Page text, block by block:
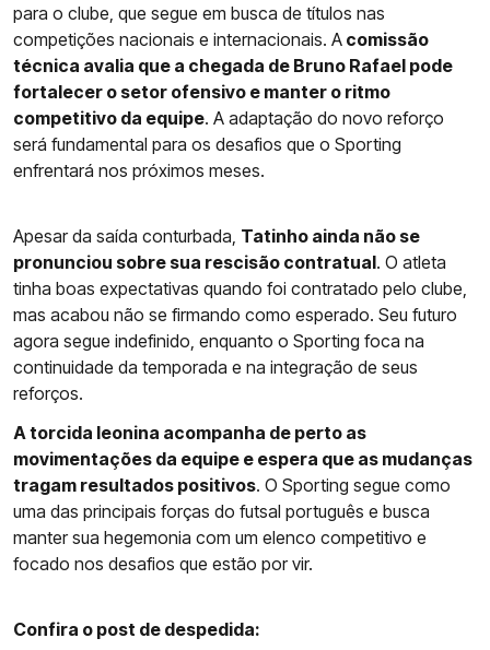
para o clube, que segue em busca de títulos nas
competições nacionais e internacionais. A comissão
técnica avalia que a chegada de Bruno Rafael pode
fortalecer o setor ofensivo e manter o ritmo
competitivo da equipe. A adaptação do novo reforço
será fundamental para os desafios que o Sporting
enfrentará nos próximos meses.
Apesar da saída conturbada, Tatinho ainda não se
pronunciou sobre sua rescisão contratual. O atleta
tinha boas expectativas quando foi contratado pelo clube,
mas acabou não se firmando como esperado. Seu futuro
agora segue indefinido, enquanto o Sporting foca na
continuidade da temporada e na integração de seus
reforços.
A torcida leonina acompanha de perto as
movimentações da equipe e espera que as mudanças
tragam resultados positivos. O Sporting segue como
uma das principais forças do futsal português e busca
manter sua hegemonia com um elenco competitivo e
focado nos desafios que estão por vir.
Confira o post de despedida: